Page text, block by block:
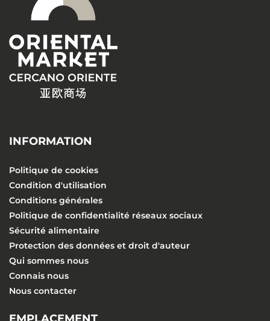
INFORMATION
Politique de cookies
Condition d'utilisation
Conditions générales
Politique de confidentialité réseaux sociaux
Sécurité alimentaire
Protection des données et droit d'auteur
Qui sommes nous
Connais nous
Nous contacter
EMPLACEMENT